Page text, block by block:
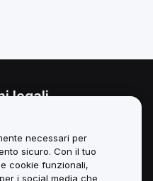
legali
and
necessari per
sicuro. Con il tuo
cookie funzionali,
i social media che